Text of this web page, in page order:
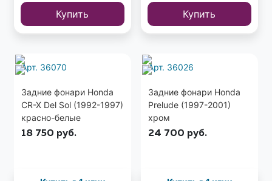
Купить Купить
Арт. 36070
Задние фонари Honda
CR-X Del Sol (1992-1997)
красно-белые
18 750 руб.
Арт. 36026
Задние фонари Honda
Prelude (1997-2001)
хром
24 700 руб.